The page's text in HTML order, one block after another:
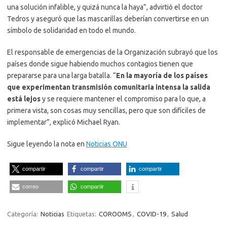
una solución infalible, y quizá nunca la haya”, advirtió el doctor
Tedros y aseguró que las mascarillas deberían convertirse en un
símbolo de solidaridad en todo el mundo.
El responsable de emergencias de la Organización subrayó que los
países donde sigue habiendo muchos contagios tienen que
prepararse para una larga batalla. “En la mayoría de los países
que experimentan transmisión comunitaria intensa la salida
está lejosy se requiere mantener el compromiso para lo que, a
primera vista, son cosas muy sencillas, pero que son difíciles de
implementar”, explicó Michael Ryan.
Sigue leyendo la nota en Noticias ONU
compartir compartir compartir
correo compartir
Categoría: Noticias Etiquetas: COROOMS COVID-19 Salud